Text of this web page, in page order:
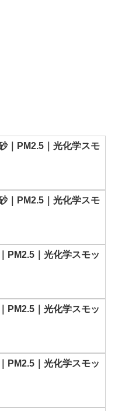
｜PM2.5｜光化学スモ
｜PM2.5｜光化学スモ
PM2.5｜光化学スモッ
PM2.5｜光化学スモッ
PM2.5｜光化学スモッ